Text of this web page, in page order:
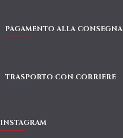
PAGAMENTO ALLA CONSEGNA
TRASPORTO CON CORRIERE
INSTAGRAM